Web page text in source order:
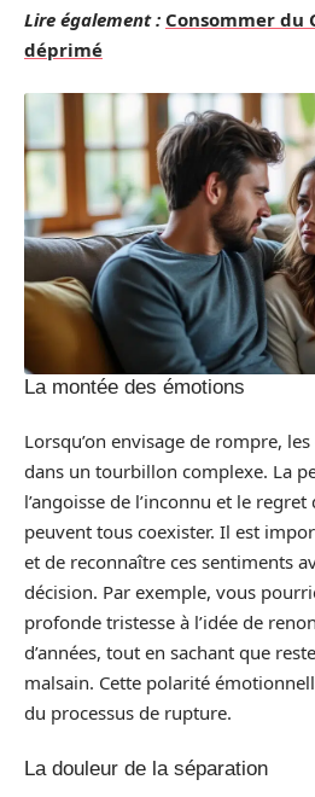
Lire également : Consommer du
déprimé
La montée des émotions
Lorsqu’on envisage de rompre,
dans un tourbillon complexe. La
l’angoisse de l’inconnu et le
peuvent tous coexister. Il est
et de reconnaître ces sentiments
décision. Par exemple, vous
profonde tristesse à l’idée de
d’années, tout en sachant que
malsain. Cette polarité
du processus de rupture.
La douleur de la séparation